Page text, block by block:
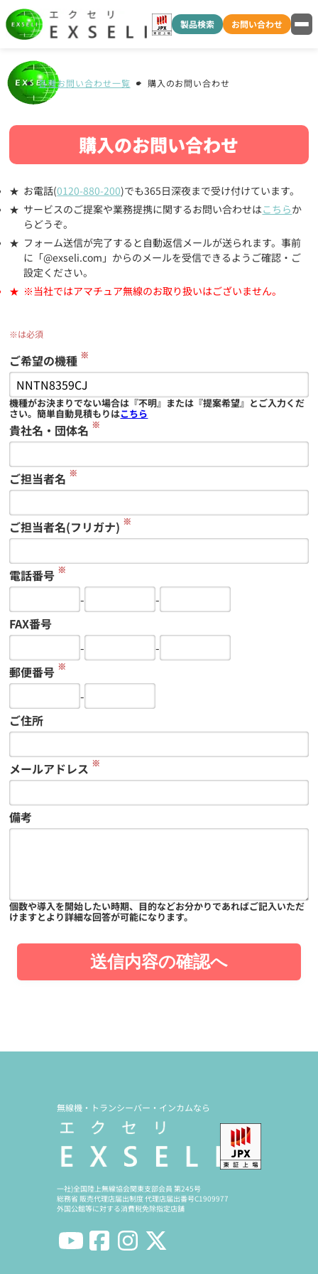
製品検索 お問い合わせ
各種お問い合わせ一覧 購入のお問い合わせ
購入のお問い合わせ
お電話(0120-880-200)でも365日深夜まで受け付けています。
サービスのご提案や業務提携に関するお問い合わせはこちらか
らどうぞ。
フォーム送信が完了すると自動返信メールが送られます。事前
に「@exseli.com」からのメールを受信できるようご確認・ご
設定ください。
※当社ではアマチュア無線のお取り扱いはございません。
※は必須
ご希望の機種 ※
機種がお決まりでない場合は『不明』または『提案希望』とご入力くだ
さい。簡単自動見積もりはこちら
貴社名・団体名 ※
ご担当者名 ※
ご担当者名(フリガナ) ※
電話番号 ※
-
-
FAX番号
-
-
郵便番号 ※
-
ご住所
メールアドレス ※
備考
個数や導入を開始したい時期、目的などお分かりであればご記入いただ
けますとより詳細な回答が可能になります。
送信内容の確認へ
無線機・トランシーバー・インカムなら
一社)全国陸上無線協会関東支部会員 第245号
総務省 販売代理店届出制度 代理店届出番号C1909977
外国公館等に対する消費税免除指定店舗